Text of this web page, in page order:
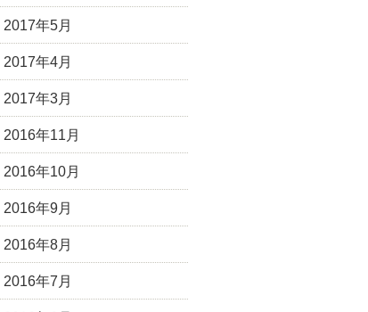
2017年5月
2017年4月
2017年3月
2016年11月
2016年10月
2016年9月
2016年8月
2016年7月